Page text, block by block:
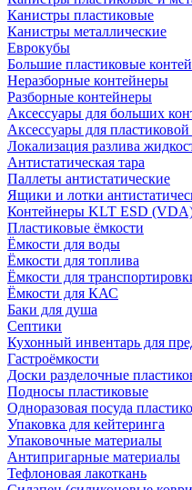
Канистры пластиковые
Канистры металлические
Еврокубы
Большие пластиковые
Неразборные контейнеры
Разборные контейнеры
Аксессуары для больших
Аксессуары для
Локализация разлива
Антистатическая тара
Паллеты антистатические
Ящики и лотки
Контейнеры KLT ESD
Пластиковые ёмкости
Ёмкости для воды
Ёмкости для топлива
Ёмкости для
Ёмкости для КАС
Баки для душа
Септики
Кухонный инвентарь для
Гастроёмкости
Доски разделочные
Подносы пластиковые
Одноразовая посуда
Упаковка для кейтеринга
Упаковочные материалы
Антипригарные материалы
Тефлоновая лакоткань